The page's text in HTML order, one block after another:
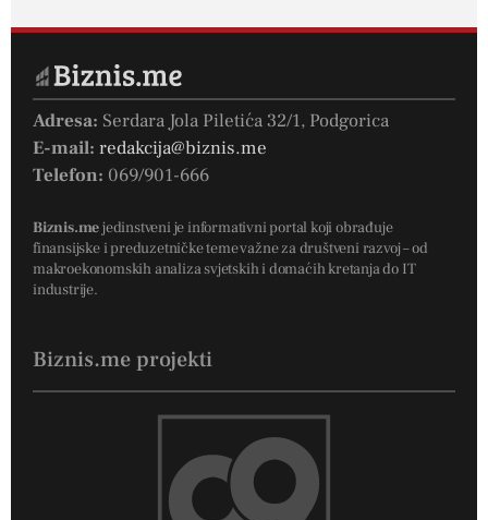
Adresa: Serdara Jola Piletića 32/1, Podgorica
E-mail: redakcija@biznis.me
Telefon: 069/901-666
Biznis.mejedinstveni je informativni portal koji obrađuje
finansijske i preduzetničke teme važne za društveni razvoj – od
makroekonomskih analiza svjetskih i domaćih kretanja do IT
industrije.
Biznis.me projekti